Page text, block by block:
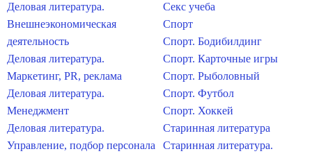
Деловая литература.
Внешнеэкономическая
деятельность
Деловая литература.
Маркетинг, PR, реклама
Деловая литература.
Менеджмент
Деловая литература.
Управление, подбор персонала
Секс учеба
Спорт
Спорт. Бодибилдинг
Спорт. Карточные игры
Спорт. Рыболовный
Спорт. Футбол
Спорт. Хоккей
Старинная литература
Старинная литература.